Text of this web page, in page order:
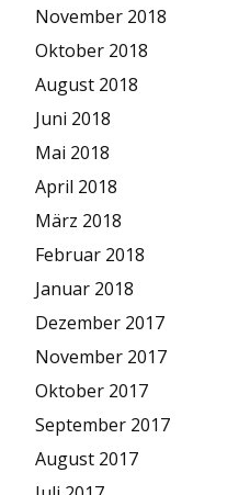
November 2018
Oktober 2018
August 2018
Juni 2018
Mai 2018
April 2018
März 2018
Februar 2018
Januar 2018
Dezember 2017
November 2017
Oktober 2017
September 2017
August 2017